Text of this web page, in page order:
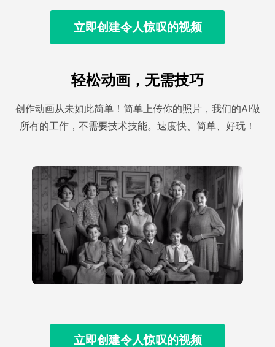
立即创建令人惊叹的视频
轻松动画，无需技巧
创作动画从未如此简单！简单上传你的照片，我们的AI做
所有的工作，不需要技术技能。速度快、简单、好玩！
立即创建令人惊叹的视频